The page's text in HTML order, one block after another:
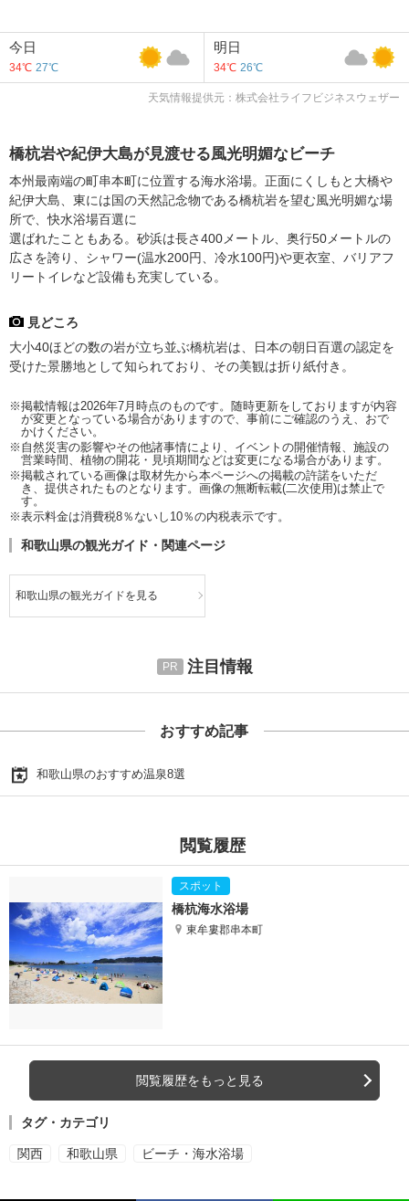
今日
34℃ 27℃
明日
34℃ 26℃
天気情報提供元：株式会社ライフビジネスウェザー
橋杭岩や紀伊大島が見渡せる風光明媚なビーチ
本州最南端の町串本町に位置する海水浴場。正面にくしもと大橋や
紀伊大島、東には国の天然記念物である橋杭岩を望む風光明媚な場
所で、快水浴場百選に
選ばれたこともある。砂浜は長さ400メートル、奥行50メートルの
広さを誇り、シャワー(温水200円、冷水100円)や更衣室、バリアフ
リートイレなど設備も充実している。
見どころ
大小40ほどの数の岩が立ち並ぶ橋杭岩は、日本の朝日百選の認定を
受けた景勝地として知られており、その美観は折り紙付き。
※掲載情報は2026年7月時点のものです。随時更新をしておりますが内容
が変更となっている場合がありますので、事前にご確認のうえ、おで
かけください。
※自然災害の影響やその他諸事情により、イベントの開催情報、施設の
営業時間、植物の開花・見頃期間などは変更になる場合があります。
※掲載されている画像は取材先から本ページへの掲載の許諾をいただ
き、提供されたものとなります。画像の無断転載(二次使用)は禁止で
す。
※表示料金は消費税8％ないし10％の内税表示です。
和歌山県の観光ガイド・関連ページ
和歌山県の観光ガイドを見る
注目情報
おすすめ記事
和歌山県のおすすめ温泉8選
閲覧履歴
橋杭海水浴場
東牟婁郡串本町
閲覧履歴をもっと見る
タグ・カテゴリ
関西 和歌山県 ビーチ・海水浴場